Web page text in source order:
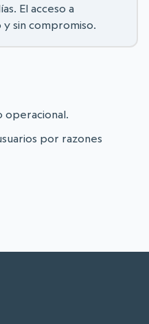
El acceso a
sin compromiso.
operacional.
por razones